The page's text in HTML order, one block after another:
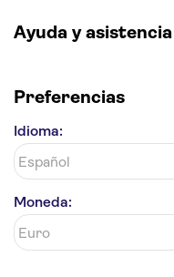
Ayuda y asistencia
Preferencias
Idioma:
Moneda: